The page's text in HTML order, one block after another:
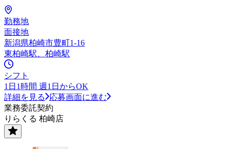
勤務地
面接地
新潟県柏崎市豊町1-16
東柏崎駅、柏崎駅
シフト
1日1時間 週1日からOK
詳細を見る
応募画面に進む
業務委託契約
りらくる 柏崎店